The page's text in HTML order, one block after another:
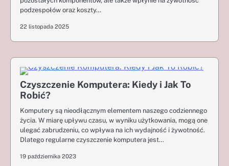
podzespołów oraz koszty…
22 listopada 2025
Czyszczenie Komputera: Kiedy i Jak To
Robić?
Komputery są nieodłącznym elementem naszego codziennego
życia. W miarę upływu czasu, w wyniku użytkowania, mogą one
ulegać zabrudzeniu, co wpływa na ich wydajność i żywotność.
Dlatego regularne czyszczenie komputera jest…
19 października 2023